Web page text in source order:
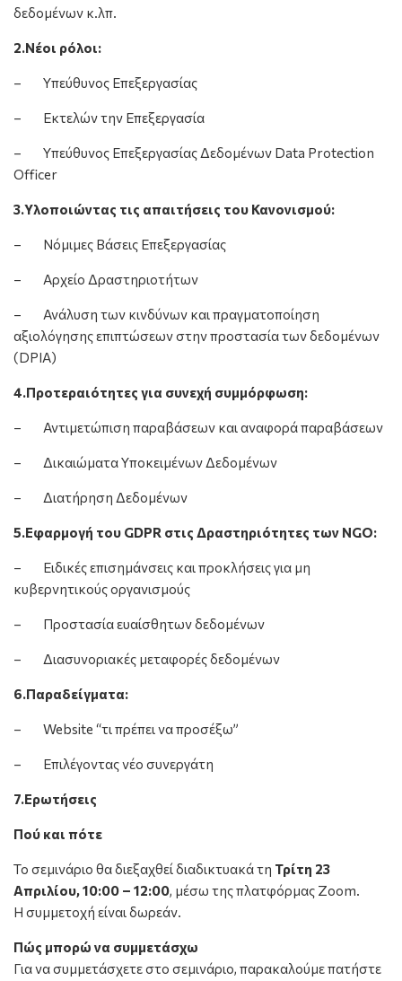
δεδομένων κ.λπ.
2.Νέοι ρόλοι:
– Υπεύθυνος Επεξεργασίας
– Εκτελών την Επεξεργασία
– Υπεύθυνος Επεξεργασίας Δεδομένων Data Protection
Officer
3.Υλοποιώντας τις απαιτήσεις του Κανονισμού:
– Νόμιμες Βάσεις Επεξεργασίας
– Αρχείο Δραστηριοτήτων
– Ανάλυση των κινδύνων και πραγματοποίηση
αξιολόγησης επιπτώσεων στην προστασία των δεδομένων
(DPIA)
4.Προτεραιότητες για συνεχή συμμόρφωση:
– Αντιμετώπιση παραβάσεων και αναφορά παραβάσεων
– Δικαιώματα Υποκειμένων Δεδομένων
– Διατήρηση Δεδομένων
5.Εφαρμογή του GDPR στις Δραστηριότητες των NGO:
– Ειδικές επισημάνσεις και προκλήσεις για μη
κυβερνητικούς οργανισμούς
– Προστασία ευαίσθητων δεδομένων
– Διασυνοριακές μεταφορές δεδομένων
6.Παραδείγματα:
– Website “τι πρέπει να προσέξω”
– Επιλέγοντας νέο συνεργάτη
7.Ερωτήσεις
Πού και πότε
Το σεμινάριο θα διεξαχθεί διαδικτυακά τη Τρίτη 23
Απριλίου, 10:00 – 12:00, μέσω της πλατφόρμας Zoom.
Η συμμετοχή είναι δωρεάν.
Πώς μπορώ να συμμετάσχω
Για να συμμετάσχετε στο σεμινάριο, παρακαλούμε πατήστε